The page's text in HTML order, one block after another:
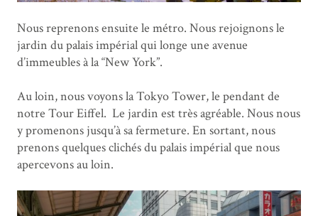
Nous reprenons ensuite le métro. Nous rejoignons le
jardin du palais impérial qui longe une avenue
d’immeubles à la “New York”.
Au loin, nous voyons la Tokyo Tower, le pendant de
notre Tour Eiffel. Le jardin est très agréable. Nous nous
y promenons jusqu’à sa fermeture. En sortant, nous
prenons quelques clichés du palais impérial que nous
apercevons au loin.